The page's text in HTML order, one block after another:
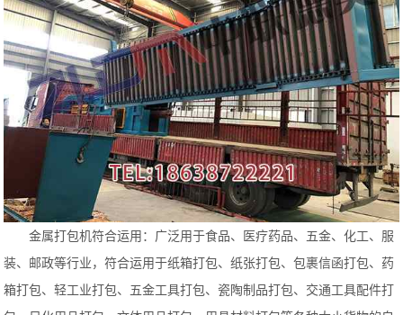
金属打包机符合运用：广泛用于食品、医疗药品、五金、化工、服
装、邮政等行业，符合运用于纸箱打包、纸张打包、包裹信函打包、药
箱打包、轻工业打包、五金工具打包、瓷陶制品打包、交通工具配件打